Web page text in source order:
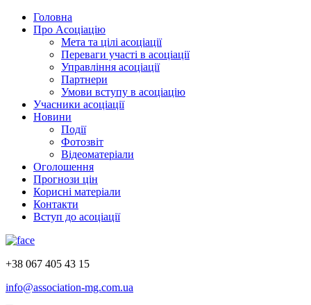
Головна
Про Асоціацію
Мета та цілі асоціації
Переваги участі в асоціації
Управління асоціації
Партнери
Умови вступу в асоціацію
Учасники асоціації
Новини
Події
Фотозвіт
Відеоматеріали
Оголошення
Прогнози цін
Корисні матеріали
Контакти
Вступ до асоціації
+38 067 405 43 15
info@association-mg.com.ua